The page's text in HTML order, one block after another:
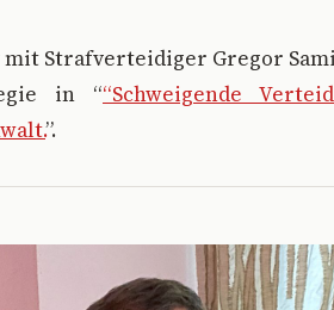
Strafverteidiger Gregor
in ““Schweigende
”.